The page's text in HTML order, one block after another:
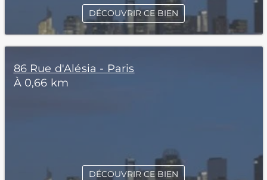
DÉCOUVRIR CE BIEN
86 Rue d'Alésia - Paris
À 0,66 km
DÉCOUVRIR CE BIEN